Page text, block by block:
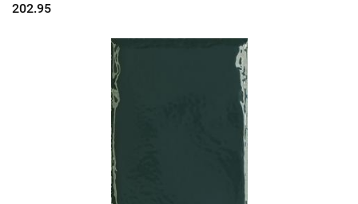
202.95